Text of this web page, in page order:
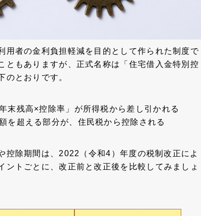
用者の金利負担軽減を目的として作られた制度で
ともありますが、正式名称は「住宅借入金特別控
のとおりです。
末残高×控除率」が所得税から差し引かれる
を超える部分が、住民税から控除される
控除期間は、2022（令和4）年度の税制改正によ
ントごとに、改正前と改正後を比較してみましょ